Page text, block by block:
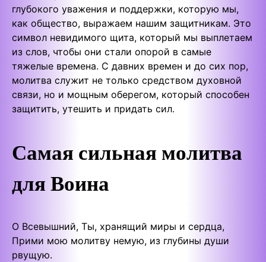
глубокого уважения и поддержки, которую мы,
как общество, выражаем нашим защитникам. Это
символ невидимого щита, который мы выплетаем
из слов, чтобы они стали опорой в самые
тяжелые времена. С давних времен и до сих пор,
молитва служит не только средством духовной
связи, но и мощным оберегом, который способен
защитить, утешить и придать сил.
Самая сильная молитва
для Воина
О Всевышний, Ты, хранящий миры и сердца,
Прими мою молитву немую, из глубины души
рвущую.